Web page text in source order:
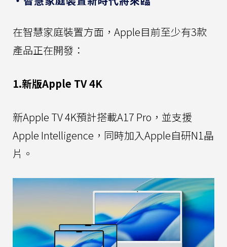
在智慧家庭裝置方面，Apple目前至少有3款
產品正在開發：
1.新版Apple TV 4K
新Apple TV 4K預計搭載A17 Pro，並支援
Apple Intelligence，同時加入Apple自研N1晶
片。